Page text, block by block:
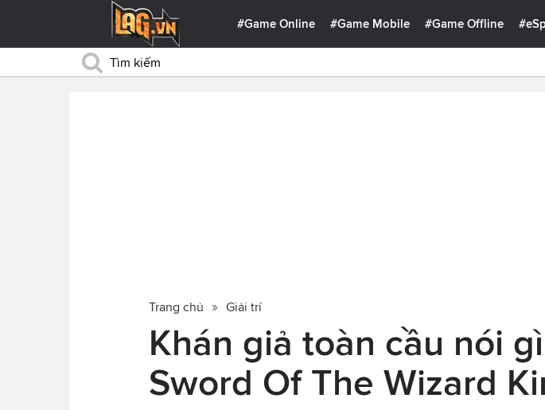
#Game Online #Game Mobile #Game Offline
Trang chủ Giải trí
Khán giả toàn cầu nói
Sword Of The Wizard